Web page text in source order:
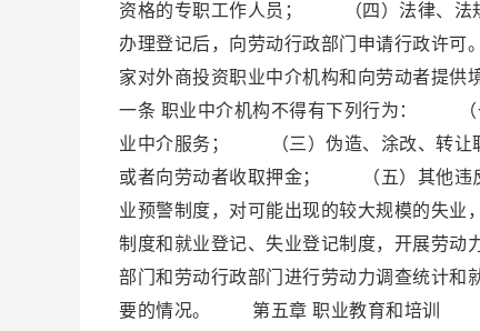
资格的专职工作人员； （四）法律、法
办理登记后，向劳动行政部门申请行政
家对外商投资职业中介机构和向劳动者提
一条 职业中介机构不得有下列行为： （
业中介服务； （三）伪造、涂改、转让
或者向劳动者收取押金； （五）其他违
业预警制度，对可能出现的较大规模的失
制度和就业登记、失业登记制度，开展劳
部门和劳动行政部门进行劳动力调查统计和
要的情况。 第五章 职业教育和培训 第